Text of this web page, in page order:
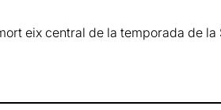
eix central de la temporada de